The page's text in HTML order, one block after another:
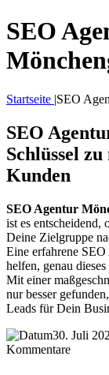
SEO
Startseite |SEO
SEO
Schlüssel
Kunden
SEO Agentur
ist es entscheidend,
Deine Zielgruppe
Eine erfahrene
helfen, genau
Mit einer
nur besser
Leads für Dein
30. Juli
Kommentare